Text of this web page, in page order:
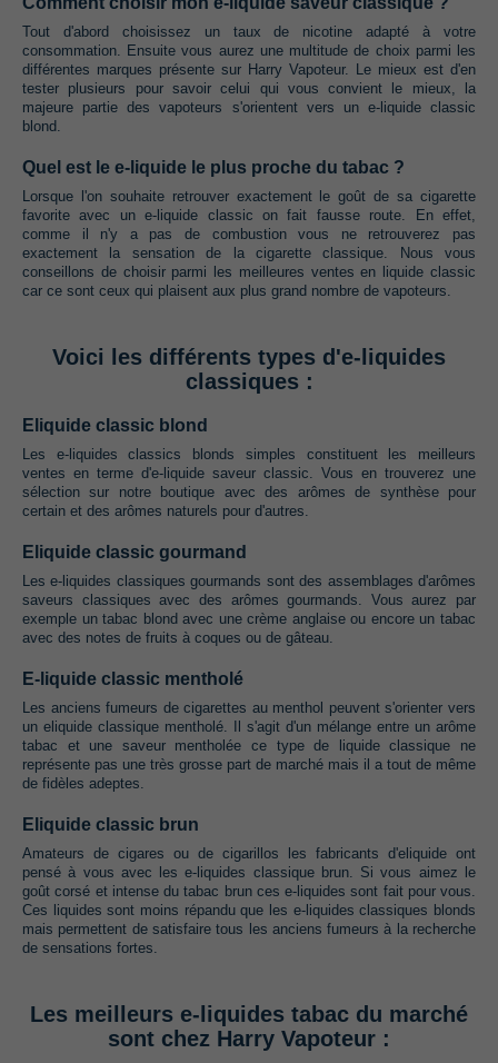
Tout d'abord choisissez un taux de nicotine adapté à votre
consommation. Ensuite vous aurez une multitude de choix parmi les
différentes marques présente sur Harry Vapoteur. Le mieux est d'en
tester plusieurs pour savoir celui qui vous convient le mieux, la
majeure partie des vapoteurs s'orientent vers un e-liquide classic
blond.
Quel est le e-liquide le plus proche du tabac ?
Lorsque l'on souhaite retrouver exactement le goût de sa cigarette
favorite avec un e-liquide classic on fait fausse route. En effet,
comme il n'y a pas de combustion vous ne retrouverez pas
exactement la sensation de la cigarette classique. Nous vous
conseillons de choisir parmi les meilleures ventes en liquide classic
car ce sont ceux qui plaisent aux plus grand nombre de vapoteurs.
Voici les différents types d'e-liquides
classiques :
Eliquide classic blond
Les e-liquides classics blonds simples constituent les meilleurs
ventes en terme d'e-liquide saveur classic. Vous en trouverez une
sélection sur notre boutique avec des arômes de synthèse pour
certain et des arômes naturels pour d'autres.
Eliquide classic gourmand
Les e-liquides classiques gourmands sont des assemblages d'arômes
saveurs classiques avec des arômes gourmands. Vous aurez par
exemple un tabac blond avec une crème anglaise ou encore un tabac
avec des notes de fruits à coques ou de gâteau.
E-liquide classic mentholé
Les anciens fumeurs de cigarettes au menthol peuvent s'orienter vers
un eliquide classique mentholé. Il s'agit d'un mélange entre un arôme
tabac et une saveur mentholée ce type de liquide classique ne
représente pas une très grosse part de marché mais il a tout de même
de fidèles adeptes.
Eliquide classic brun
Amateurs de cigares ou de cigarillos les fabricants d'eliquide ont
pensé à vous avec les e-liquides classique brun. Si vous aimez le
goût corsé et intense du tabac brun ces e-liquides sont fait pour vous.
Ces liquides sont moins répandu que les e-liquides classiques blonds
mais permettent de satisfaire tous les anciens fumeurs à la recherche
de sensations fortes.
Les meilleurs e-liquides tabac du marché
sont chez Harry Vapoteur :